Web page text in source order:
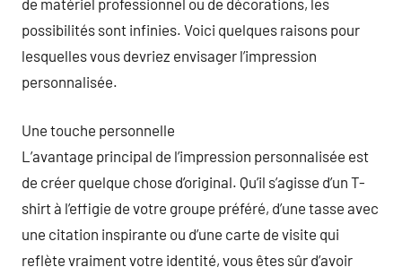
possibilités sont infinies. Voici quelques raisons pour
lesquelles vous devriez envisager l’impression
personnalisée.
Une touche personnelle
L’avantage principal de l’impression personnalisée est
de créer quelque chose d’original. Qu’il s’agisse d’un T-
shirt à l’effigie de votre groupe préféré, d’une tasse avec
une citation inspirante ou d’une carte de visite qui
reflète vraiment votre identité, vous êtes sûr d’avoir